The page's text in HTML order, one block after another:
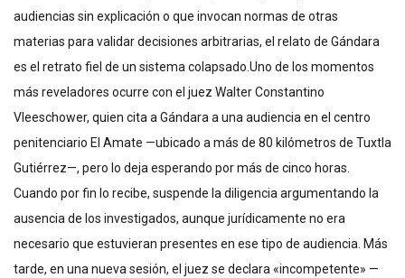
audiencias sin explicación o que invocan normas de otras
materias para validar decisiones arbitrarias, el relato de Gándara
es el retrato fiel de un sistema colapsado.Uno de los momentos
más reveladores ocurre con el juez Walter Constantino
Vleeschower, quien cita a Gándara a una audiencia en el centro
penitenciario El Amate —ubicado a más de 80 kilómetros de Tuxtla
Gutiérrez—, pero lo deja esperando por más de cinco horas.
Cuando por fin lo recibe, suspende la diligencia argumentando la
ausencia de los investigados, aunque jurídicamente no era
necesario que estuvieran presentes en ese tipo de audiencia. Más
tarde, en una nueva sesión, el juez se declara «incompetente» —